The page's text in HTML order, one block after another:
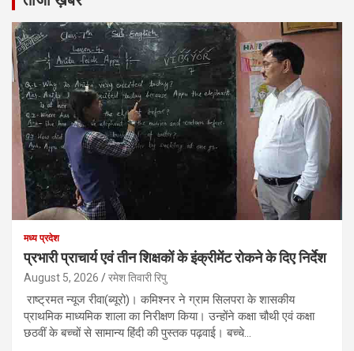
मध्य प्रदेश
प्रभारी प्राचार्य एवं तीन शिक्षकों के इंक्रीमेंट रोकने के दिए निर्देश
August 5, 2026 रमेश तिवारी रिपु
राष्ट्रमत न्यूज रीवा(ब्यूरो)। कमिश्नर ने ग्राम सिलपरा के शासकीय
प्राथमिक माध्यमिक शाला का निरीक्षण किया। उन्होंने कक्षा चौथी एवं कक्षा
छठवीं के बच्चों से सामान्य हिंदी की पुस्तक पढ़वाई। बच्चे…